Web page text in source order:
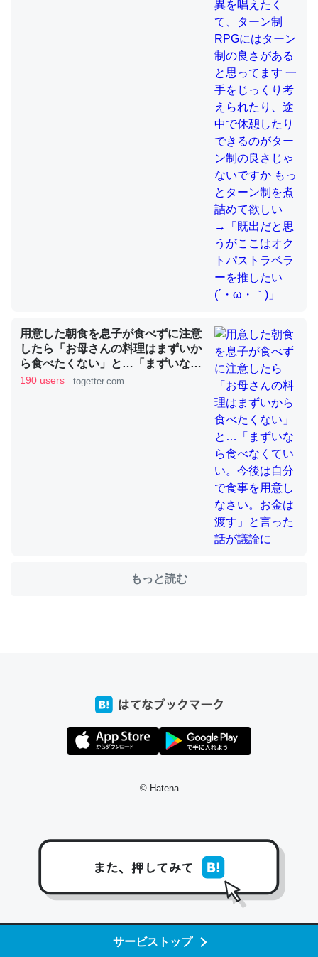
サービストップ
これを元に考えるとカルシウムを大量に使う脊椎動物と貝
類は苦労してるんだな…。腹足類だと殻を無くしてナメク
─ニュース :: 【研究発表】昆虫学の大問題＝「昆虫はなぜ海にいな
ウチもEchoを実家に置いて４年。でたまに覗いてる。ぼ
ちぼちRingも置こうかと画策中。あと、Googleマップで
位置情報を共有してる。電池残量や充電中かが分かるので
─たまにLINEするくらいだった遠方の父67歳と僕。ITツール導入で
コミュニケーションが劇的に変化した｜tayorini by LIFULL介護
ちょうど同じ理由でEcho Show 8を設定中でした。Prime
とかSpotifyを支払う孝行もできる。一生で親と会える残
り時間を日数にすると1週間とかの人が多いそうだけど、
それを実質100倍以上に伸ばす効果があるはず……
─たまにLINEするくらいだった遠方の父67歳と僕。ITツール導入で
コミュニケーションが劇的に変化した｜tayorini by LIFULL介護
私も3年前ぐらいに祖母の家に設置した。ポケットWifiみ
回線代ほとんどかからないですよ。参考：
これ作ろう。/早速夕食に作った！本当にスナップえんどう
が止まらなくなった…！生のにんにくが結構効いてるの
ーリックパウダーで代用してもいいかも。
けど、読み方が違うだけで同じものを指すのか、また違う
用意した朝食を息子が食べずに注意
したら「お母さんの料理はまずいか
ら食べたくない」と…「まずいなら
食べなくていい。今後は自分で食事
190 users togetter.com
もっと読む
© Hatena